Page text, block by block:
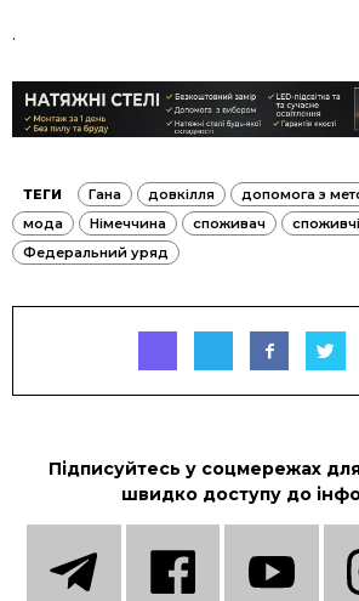
.
ТЕГИ Гана довкілля допомога з
мода
Німеччина споживач
Федеральний уряд
Підписуйтесь у соцмережах
швидко доступу до